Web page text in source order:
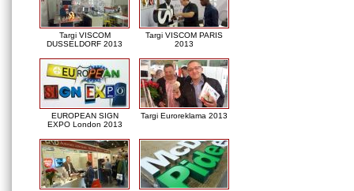
Targi VISCOM
DUSSELDORF 2013
Targi VISCOM PARIS
2013
EUROPEAN SIGN
EXPO London 2013
Targi Euroreklama 2013